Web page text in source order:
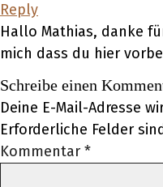
Reply
Hallo Mathias, danke
mich dass du hier
Schreibe einen
Deine E-Mail-Adresse
Erforderliche Felder
Kommentar *